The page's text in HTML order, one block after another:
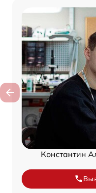
Константин